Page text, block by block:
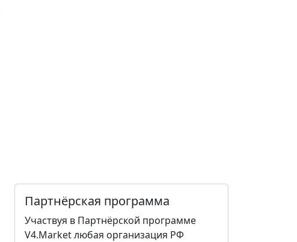
Партнёрская программа
Участвуя в Партнёрской программе
V4.Market любая организация РФ